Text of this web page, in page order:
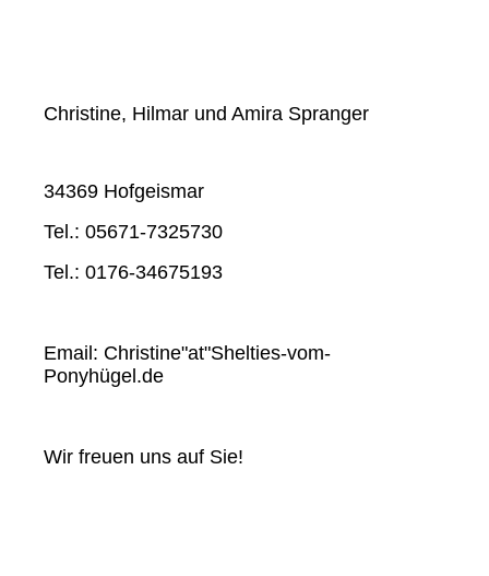
Christine, Hilmar und Amira Spranger
34369 Hofgeismar
Tel.: 05671-7325730
Tel.: 0176-34675193
Email: Christine"at"Shelties-vom-
Ponyhügel.de
Wir freuen uns auf Sie!